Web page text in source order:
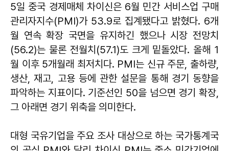
5일 중국 경제매체 차이신은 6월 민간 서비스업 구매
관리자지수(PMI)가 53.9로 집계됐다고 밝혔다. 6개
월 연속 확장 국면을 유지하긴 했으나 시장 전망치
(56.2)는 물론 전월치(57.1)도 크게 밑돌았다. 올해 1
월 이후 5개월래 최저치다. PMI는 신규 주문, 출하량,
생산, 재고, 고용 등에 관한 설문을 통해 경기 동향을
파악하는 지표이다. 기준선인 50을 넘으면 경기 확장,
그 아래면 경기 위축을 의미한다.
대형 국유기업을 주요 조사 대상으로 하는 국가통계국